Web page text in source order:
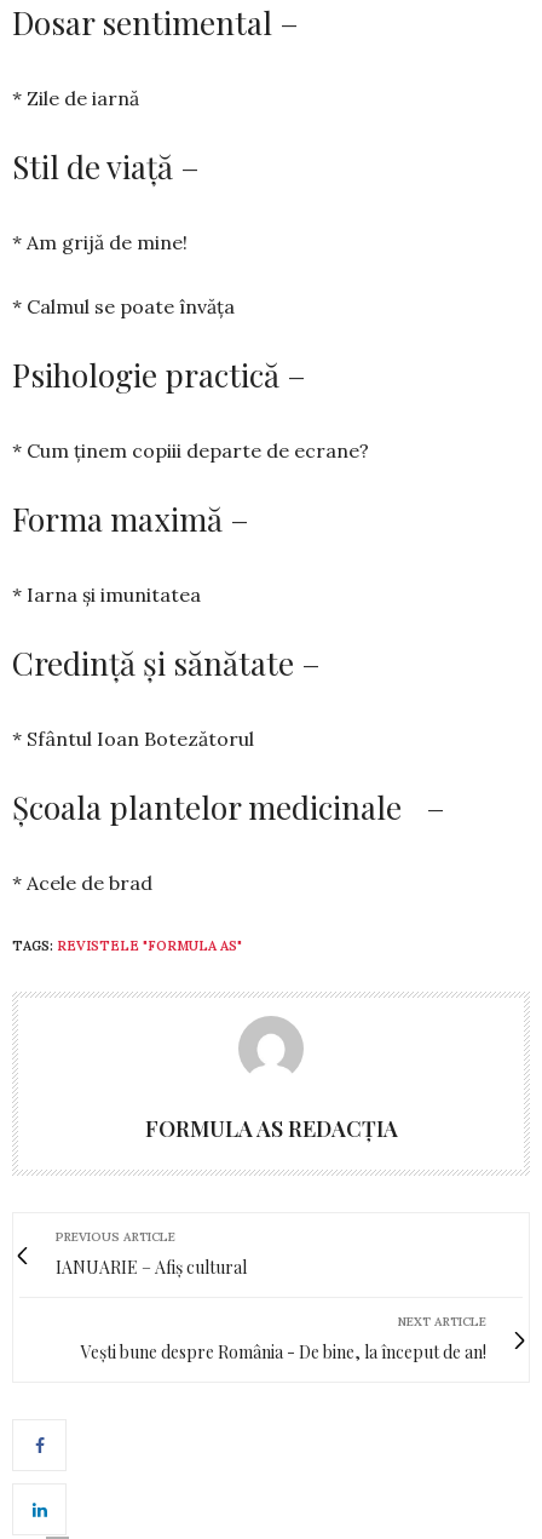
Dosar sentimental –
* Zile de iarnă
Stil de viață –
* Am grijă de mine!
* Calmul se poate învăța
Psihologie practică –
* Cum ținem copiii departe de ecrane?
Forma maximă –
* Iarna și imunitatea
Credință și sănătate –
* Sfântul Ioan Botezătorul
Școala plantelor medicinale –
* Acele de brad
TAGS: REVISTELE "FORMULA AS"
FORMULA AS REDACȚIA
PREVIOUS ARTICLE
IANUARIE – Afiș cultural
NEXT ARTICLE
Vești bune despre România - De bine, la început de an!